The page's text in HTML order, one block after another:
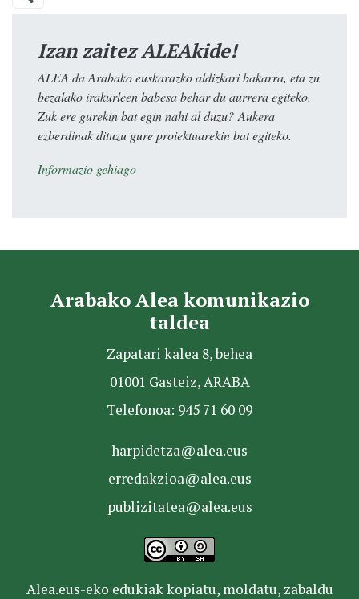
Izan zaitez ALEAkide!
ALEA da Arabako euskarazko aldizkari bakarra, eta zu
bezalako irakurleen babesa behar du aurrera egiteko.
Zuk ere gurekin bat egin nahi al duzu? Aukera
ezberdinak dituzu gure proiektuarekin bat egiteko.
Informazio gehiago
Arabako Alea komunikazio
taldea
Zapatari kalea 8, behea
01001 Gasteiz, ARABA
Telefonoa: 945 71 60 09
harpidetza@alea.eus
erredakzioa@alea.eus
publizitatea@alea.eus
Alea.eus-eko edukiak kopiatu, moldatu, zabaldu